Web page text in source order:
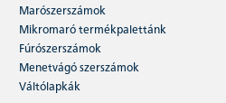
Marószerszámok
Mikromaró termékpalettánk
Fúrószerszámok
Menetvágó szerszámok
Váltólapkák